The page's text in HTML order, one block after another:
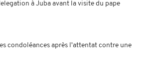
à Juba avant la visite du pape
condoléances après l'attentat contre une